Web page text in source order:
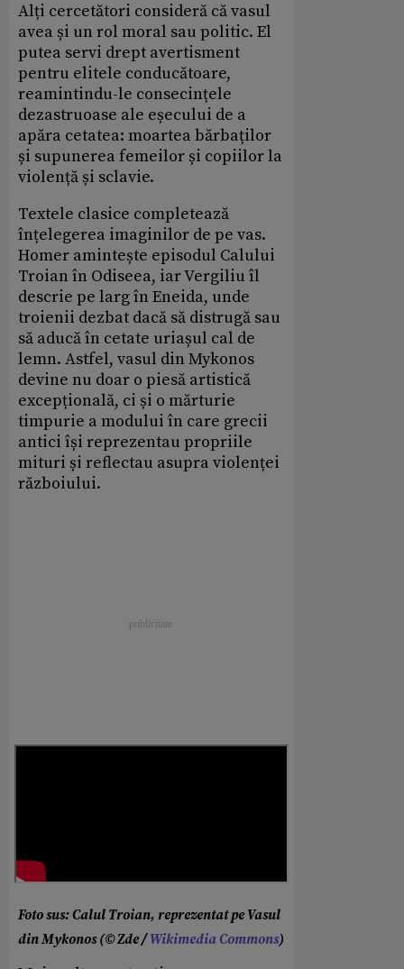
Alți cercetători consideră că vasul
avea și un rol moral sau politic. El
putea servi drept avertisment
pentru elitele conducătoare,
reamintindu-le consecințele
dezastruoase ale eșecului de a
apăra cetatea: moartea bărbaților
și supunerea femeilor și copiilor la
violență și sclavie.
Textele clasice completează
înțelegerea imaginilor de pe vas.
Homer amintește episodul Calului
Troian în Odiseea, iar Vergiliu îl
descrie pe larg în Eneida, unde
troienii dezbat dacă să distrugă sau
să aducă în cetate uriașul cal de
lemn. Astfel, vasul din Mykonos
devine nu doar o piesă artistică
excepțională, ci și o mărturie
timpurie a modului în care grecii
antici își reprezentau propriile
mituri și reflectau asupra violenței
războiului.
Foto sus: Calul Troian, reprezentat pe Vasul
din Mykonos (© Zde /Wikimedia Commons)